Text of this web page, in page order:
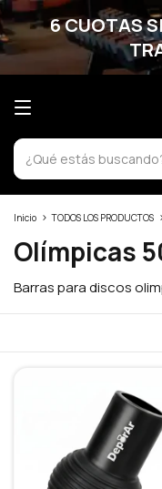
6 CUOTAS
Inicio > TODOS LOS PRODUCTOS
Olímpicas
Barras para discos